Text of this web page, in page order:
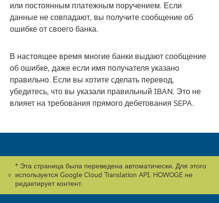
или постоянным платежным поручением. Если
данные не совпадают, вы получите сообщение об
ошибке от своего банка.
В настоящее время многие банки выдают сообщение
об ошибке, даже если имя получателя указано
правильно. Если вы хотите сделать перевод,
убедитесь, что вы указали правильный IBAN. Это не
влияет на требования прямого дебетования SEPA.
* Эта страница была переведена автоматически. Для этого
используется Google Cloud Translation API. HOWOGE не
редактирует контент.